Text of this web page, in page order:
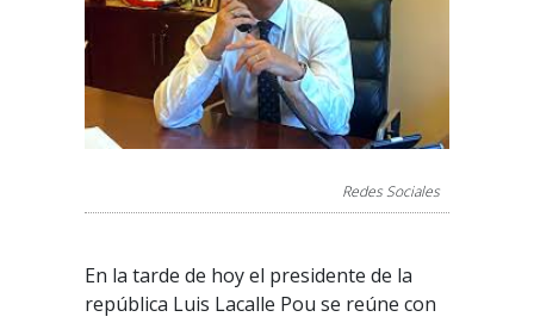
Redes Sociales
En la tarde de hoy el presidente de la
república Luis Lacalle Pou se reúne con